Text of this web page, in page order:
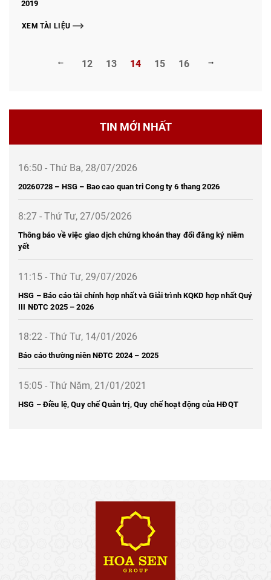
2019
XEM TÀI LIỆU
12 13 14 15 16
TIN MỚI NHẤT
16:50 - Thứ Ba, 28/07/2026
20260728 – HSG – Bao cao quan tri Cong ty 6 thang 2026
8:27 - Thứ Tư, 27/05/2026
Thông báo về việc giao dịch chứng khoán thay đổi đăng ký niêm
yết
11:15 - Thứ Tư, 29/07/2026
HSG – Báo cáo tài chính hợp nhất và Giải trình KQKD hợp nhất Quý
III NĐTC 2025 – 2026
18:22 - Thứ Tư, 14/01/2026
Báo cáo thường niên NĐTC 2024 – 2025
15:05 - Thứ Năm, 21/01/2021
HSG – Điều lệ, Quy chế Quản trị, Quy chế hoạt động của HĐQT